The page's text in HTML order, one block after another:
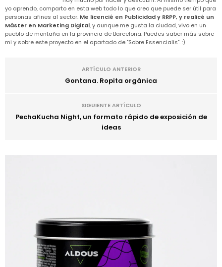
yo aprendo, comparto en esta web todo lo que creo que puede ser útil para
personas afines al sector. Me licencié en Publicidad y RRPP, y realicé un
Máster en Marketing Digital, y aunque me gusta la ciudad, vivo en un
pueblo de montaña en la provincia de Barcelona. Puedes saber más sobre
mi y sobre este proyecto en el apartado de "Sobre Essencialis". :)
ARTÍCULO ANTERIOR
Gontana. Ropita orgánica
SIGUIENTE ARTÍCULO
PechaKucha Night, un formato rápido de exposición de
ideas